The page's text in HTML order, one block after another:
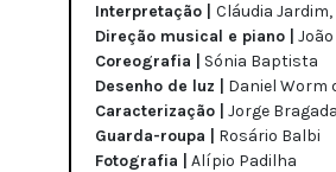
Interpretação | Cláudia
Direção musical e piano |
Coreografia |
Sónia Baptista
Desenho de luz |
Daniel Worm
Caracterização |
Jorge
Guarda-roupa |
Rosário Balbi
Fotografia |
Alípio Padilha